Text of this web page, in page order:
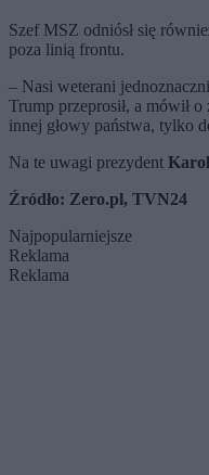
Szef MSZ odniósł się
poza linią frontu.
– Nasi weterani
Trump przeprosił, a mówił
innej głowy państwa, tylko
Na te uwagi prezydent
Źródło: Zero.pl, TVN24
Najpopularniejsze
Reklama
Reklama